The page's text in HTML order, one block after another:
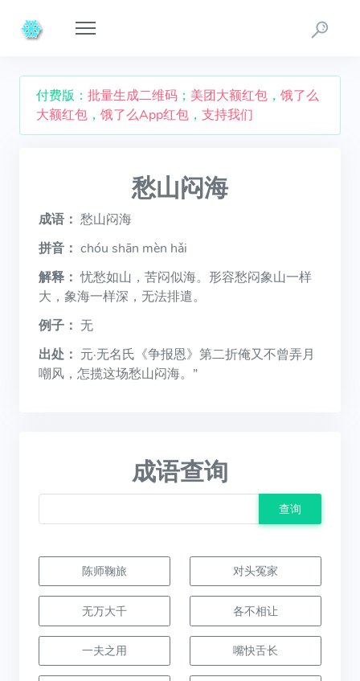
付费版： 批量生成二维码 ； 美团大额红包 ， 饿了么
大额红包 ， 饿了么App红包 ， 支持我们
愁山闷海
成语： 愁山闷海
拼音： chóu shān mèn hǎi
解释： 忧愁如山，苦闷似海。形容愁闷象山一样
大，象海一样深，无法排遣。
例子： 无
出处： 元·无名氏《争报恩》第二折俺又不曾弄月
嘲风，怎揽这场愁山闷海。”
成语查询
查询
陈师鞠旅 对头冤家
无万大千 各不相让
一夫之用 嘴快舌长